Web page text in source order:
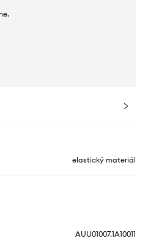
elastický materiál
AUU01007.1A10011